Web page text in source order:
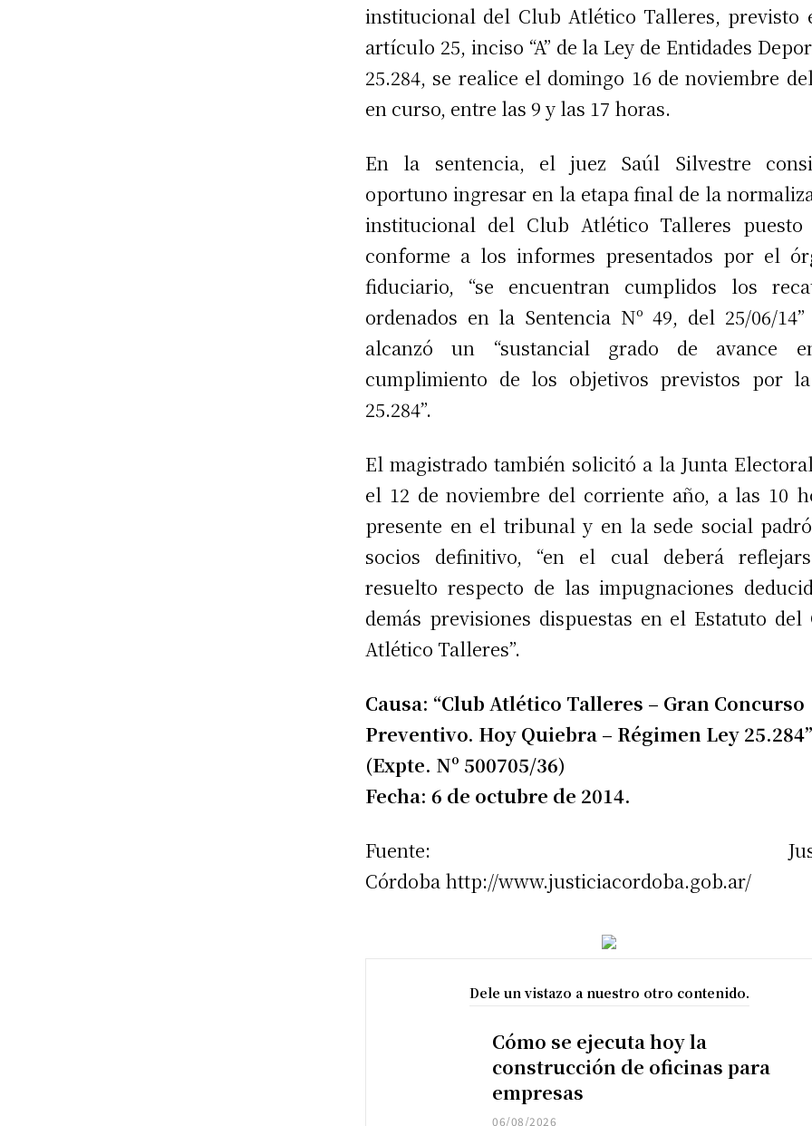
institucional del Club Atlético Talleres, previsto
artículo 25, inciso “A” de la Ley de Entidades
25.284, se realice el domingo 16 de noviembre
en curso, entre las 9 y las 17 horas.
En la sentencia, el juez Saúl Silvestre
oportuno ingresar en la etapa final de la
institucional del Club Atlético Talleres puesto
conforme a los informes presentados por el
fiduciario, “se encuentran cumplidos los
ordenados en la Sentencia Nº 49, del 25/06/
alcanzó un “sustancial grado de avance
cumplimiento de los objetivos previstos por
25.284”.
El magistrado también solicitó a la Junta
el 12 de noviembre del corriente año, a las 10
presente en el tribunal y en la sede social
socios definitivo, “en el cual deberá
resuelto respecto de las impugnaciones
demás previsiones dispuestas en el Estatuto del
Atlético Talleres”.
Causa: “Club Atlético Talleres – Gran Concurso
Preventivo. Hoy Quiebra – Régimen Ley
(Expte. Nº 500705/36)
Fecha: 6 de octubre de 2014.
Fuente:
Córdoba http://www.justiciacordoba.gob.ar/
Dele un vistazo a nuestro otro contenido.
Cómo se ejecuta hoy la
construcción de oficinas para
empresas
06/08/2026